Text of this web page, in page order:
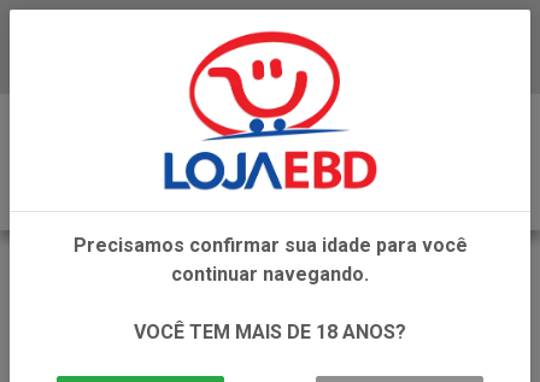
Baixe já nosso APP
REFRESCOS E CHAS
CHA LEAO FASES XOTPM CER+MOR+BAU 20G
Precisamos confirmar sua idade para você
continuar navegando.
VOCÊ TEM MAIS DE 18 ANOS?